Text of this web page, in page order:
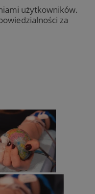
użytkowników.
za